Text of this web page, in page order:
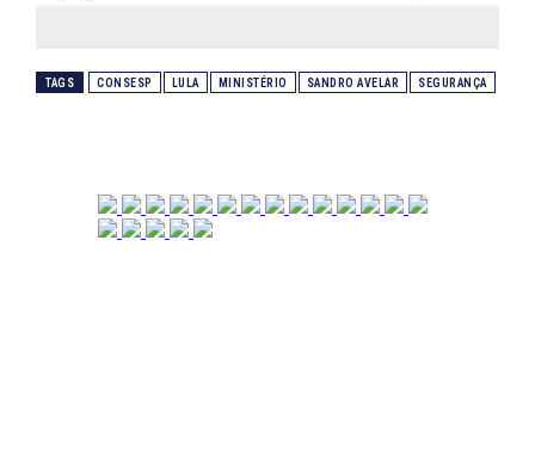
TAGS CONSESP LULA MINISTÉRIO SANDRO AVELAR SEGURANÇA